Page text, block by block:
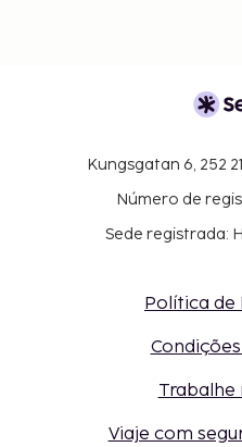
Kungsgatan 6, 252
Número de
Sede registrada:
Política de
Trabalhe
Viaje com